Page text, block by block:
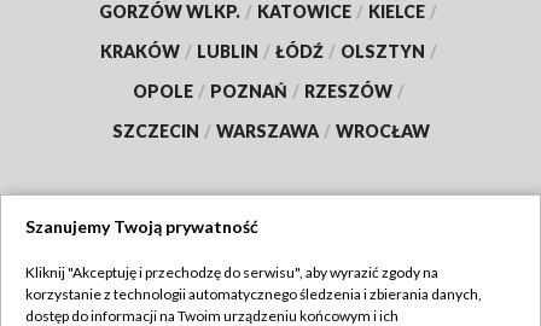
GORZÓW WLKP. / KATOWICE / KIELCE /
KRAKÓW / LUBLIN / ŁÓDŹ / OLSZTYN /
OPOLE / POZNAŃ / RZESZÓW /
SZCZECIN / WARSZAWA / WROCŁAW
TVP
Szanujemy Twoją prywatność
Kliknij "Akceptuję i przechodzę do serwisu", aby wyrazić zgody na
korzystanie z technologii automatycznego śledzenia i zbierania danych,
dostęp do informacji na Twoim urządzeniu końcowym i ich